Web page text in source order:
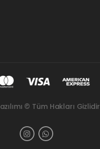
© Tüm Hakları Gizlidir